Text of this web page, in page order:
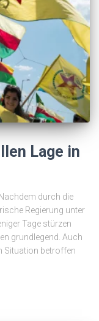
Lage in
durch die
Regierung unter
Tage stürzen
grundlegend. Auch
Situation betroffen